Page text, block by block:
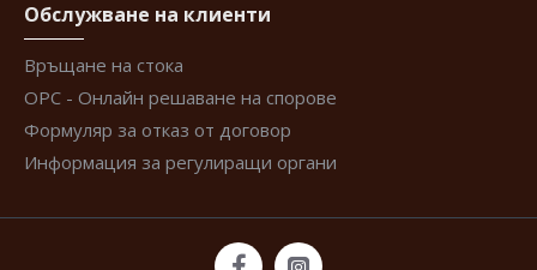
Обслужване на клиенти
Връщане на стока
ОРС - Онлайн решаване на спорове
Формуляр за отказ от договор
Информация за регулиращи органи